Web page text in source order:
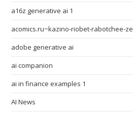
a16z generative ai 1
acomics.ru~kazino-riobet-rabotchee-
adobe generative ai
ai companion
ai in finance examples 1
AI News